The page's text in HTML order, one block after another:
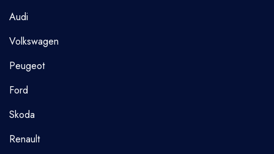
Audi
Volkswagen
Peugeot
Ford
Skoda
Renault